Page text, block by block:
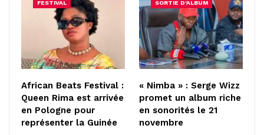
FESTIVAL
African Beats Festival :
Queen Rima est arrivée
en Pologne pour
représenter la Guinée
SORTIE D'ALBUM
« Nimba » : Serge Wizz
promet un album riche
en sonorités le 21
novembre